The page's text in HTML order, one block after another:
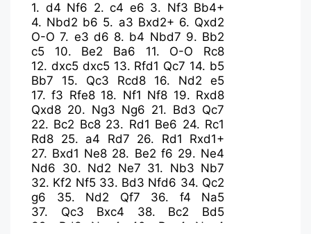
1. d4 Nf6 2. c4 e6 3. Nf3 Bb4+
4. Nbd2 b6 5. a3 Bxd2+ 6. Qxd2
O-O 7. e3 d6 8. b4 Nbd7 9. Bb2
c5
10. Be2 Ba6 11. O-O
Rc8
12. dxc5 dxc5 13. Rfd1 Qc7 14. b5
Bb7
15. Qc3 Rcd8 16. Nd2
e5
17.f3 Rfe8 18. Nf1 Nf8 19. Rxd8
Qxd8 20. Ng3 Ng6 21. Bd3 Qc7
22. Bc2 Bc8 23. Rd1 Be6 24. Rc1
Rd8 25. a4 Rd7 26. Rd1
Rxd1+
27. Bxd1 Ne8 28. Be2 f6 29. Ne4
Nd6 30. Nd2 Ne7 31. Nb3 Nb7
32. Kf2 Nf5 33. Bd3 Nfd6 34. Qc2
g6
35. Nd2 Qf7 36. f4
Na5
37. Qc3 Bxc4 38. Bc2
Bd5
39. Bd3 Nac4 40. Bxc4
Nxc4